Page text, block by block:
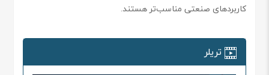
کاربردهای صنعتی مناسب‌تر هستند.
تریلر